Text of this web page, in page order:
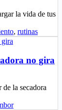
la vida de tus
, rutinas
no gira
la secadora